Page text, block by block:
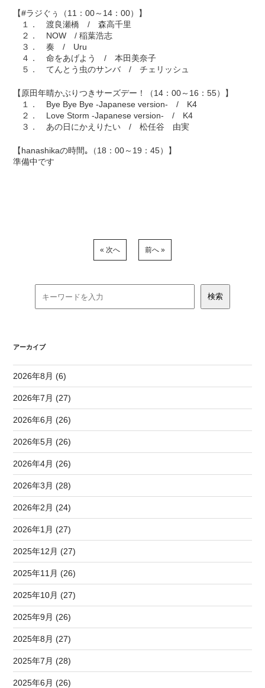
【#ラジぐぅ（11：00～14：00）】
１． 渡良瀬橋 / 森高千里
２． NOW / 稲葉浩志
３． 奏 / Uru
４． 命をあげよう / 本田美奈子
５． てんとう虫のサンバ / チェリッシュ
【原田年晴かぶりつきサーズデー！（14：00～16：55）】
１． Bye Bye Bye -Japanese version- / K4
２． Love Storm -Japanese version- / K4
３． あの日にかえりたい / 松任谷 由実
【hanashikaの時間｡（18：00～19：45）】
準備中です
« 次へ 前へ »
アーカイブ
2026年8月 (6)
2026年7月 (27)
2026年6月 (26)
2026年5月 (26)
2026年4月 (26)
2026年3月 (28)
2026年2月 (24)
2026年1月 (27)
2025年12月 (27)
2025年11月 (26)
2025年10月 (27)
2025年9月 (26)
2025年8月 (27)
2025年7月 (28)
2025年6月 (26)